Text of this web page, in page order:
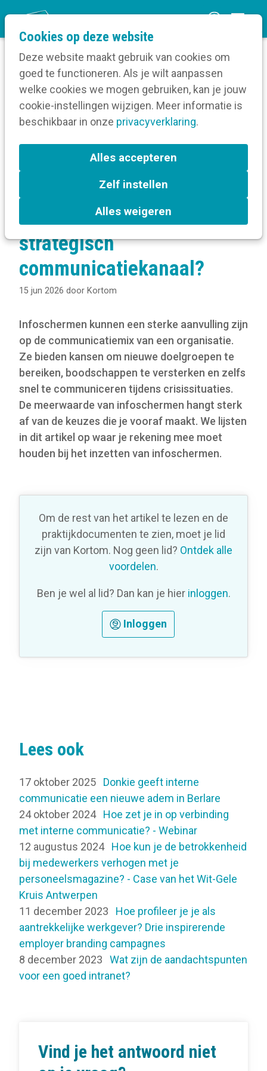
Cookies op deze website
Deze website maakt gebruik van cookies om
goed te functioneren. Als je wilt aanpassen
welke cookies we mogen gebruiken, kan je jouw
cookie-instellingen wijzigen. Meer informatie is
beschikbaar in onze privacyverklaring.
Alles accepteren
Zelf instellen
Alles weigeren
n
m
Home
Verruim je kennis
Interne communicatie
Interne communicatiekanalen
communicatiekanaal?
Hoe maak je van
infoschermen een
strategisch
communicatiekanaal?
15 jun 2026 door Kortom
Infoschermen kunnen een sterke aanvulling zijn
op de communicatiemix van een organisatie.
Ze bieden kansen om nieuwe doelgroepen te
bereiken, boodschappen te versterken en zelfs
snel te communiceren tijdens crisissituaties.
De meerwaarde van infoschermen hangt sterk
af van de keuzes die je vooraf maakt. We lijsten
in dit artikel op waar je rekening mee moet
houden bij het inzetten van infoschermen.
Om de rest van het artikel te lezen en de
praktijkdocumenten te zien, moet je lid
zijn van Kortom. Nog geen lid? Ontdek alle
voordelen.
Ben je wel al lid? Dan kan je hier inloggen.
Inloggen
Lees ook
17 oktober 2025
Donkie geeft interne
communicatie een nieuwe adem in Berlare
24 oktober 2024
Hoe zet je in op verbinding
met interne communicatie? - Webinar
12 augustus 2024
Hoe kun je de betrokkenheid
bij medewerkers verhogen met je
personeelsmagazine? - Case van het Wit-Gele
Kruis Antwerpen
11 december 2023
Hoe profileer je je als
aantrekkelijke werkgever? Drie inspirerende
employer branding campagnes
8 december 2023
Wat zijn de aandachtspunten
voor een goed intranet?
Vind je het antwoord niet